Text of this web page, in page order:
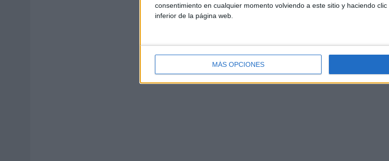
consentimiento en cualquier momento volviendo a este sitio y haciendo
inferior de la página web.
MÁS OPCIONES